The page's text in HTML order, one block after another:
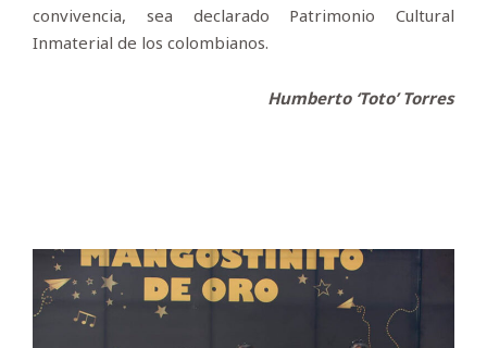
convivencia, sea declarado Patrimonio Cultural
Inmaterial de los colombianos.
Humberto ‘Toto’ Torres